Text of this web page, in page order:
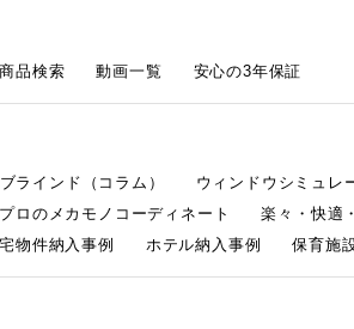
品検索 動画一覧 安心の3年保証
ラインド（コラム） ウィンドウシミュレ
プロのメカモノコーディネート 楽々・快適
物件納入事例 ホテル納入事例 保育施